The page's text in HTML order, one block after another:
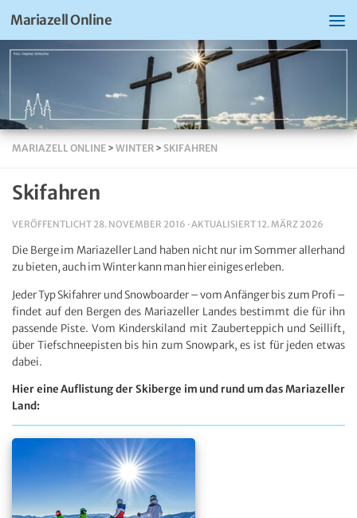
Mariazell Online
MARIAZELL ONLINE > WINTER > SKIFAHREN
Skifahren
VERÖFFENTLICHT 28. NOVEMBER 2016 · AKTUALISIERT 12. MÄRZ 2026
Die Berge im Mariazeller Land haben nicht nur im Sommer allerhand
zu bieten, auch im Winter kann man hier einiges erleben.
Jeder Typ Skifahrer und Snowboarder – vom Anfänger bis zum Profi –
findet auf den Bergen des Mariazeller Landes bestimmt die für ihn
passende Piste. Vom Kinderskiland mit Zauberteppich und Seillift,
über Tiefschneepisten bis hin zum Snowpark, es ist für jeden etwas
dabei.
Hier eine Auflistung der Skiberge im und rund um das Mariazeller
Land: